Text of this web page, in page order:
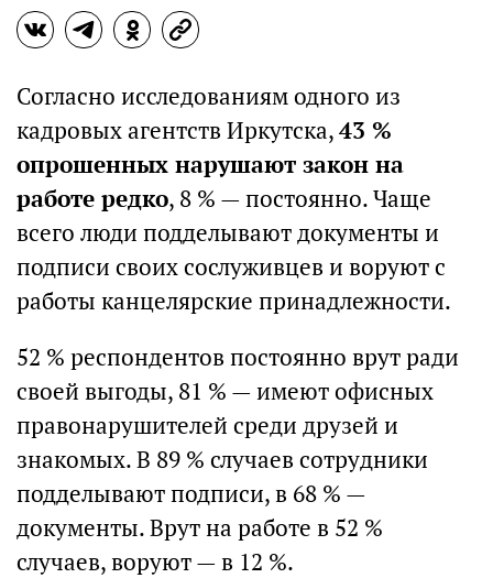
Согласно исследованиям одного из
кадровых агентств Иркутска,43 %
опрошенных нарушают закон на
работе редко, 8 % — постоянно. Чаще
всего люди подделывают документы и
подписи своих сослуживцев и воруют с
работы канцелярские принадлежности.
52 % респондентов постоянно врут ради
своей выгоды, 81 % — имеют офисных
правонарушителей среди друзей и
знакомых. В 89 % случаев сотрудники
подделывают подписи, в 68 % —
документы. Врут на работе в 52 %
случаев, воруют — в 12 %.